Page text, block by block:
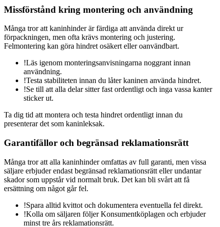
Missförstånd kring montering och användning
Många tror att kaninhinder är färdiga att använda direkt ur
förpackningen, men ofta krävs montering och justering.
Felmontering kan göra hindret osäkert eller oanvändbart.
!Läs igenom monteringsanvisningarna noggrant innan
användning.
!Testa stabiliteten innan du låter kaninen använda hindret.
!Se till att alla delar sitter fast ordentligt och inga vassa kanter
sticker ut.
Ta dig tid att montera och testa hindret ordentligt innan du
presenterar det som kaninleksak.
Garantifällor och begränsad reklamationsrätt
Många tror att alla kaninhinder omfattas av full garanti, men vissa
säljare erbjuder endast begränsad reklamationsrätt eller undantar
skador som uppstår vid normalt bruk. Det kan bli svårt att få
ersättning om något går fel.
!Spara alltid kvittot och dokumentera eventuella fel direkt.
!Kolla om säljaren följer Konsumentköplagen och erbjuder
minst tre års reklamationsrätt.